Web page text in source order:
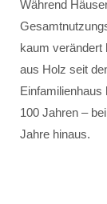
Während
kaum verändert
aus Holz seit
Einfamilienhaus
100 Jahren –
Jahre hinaus.